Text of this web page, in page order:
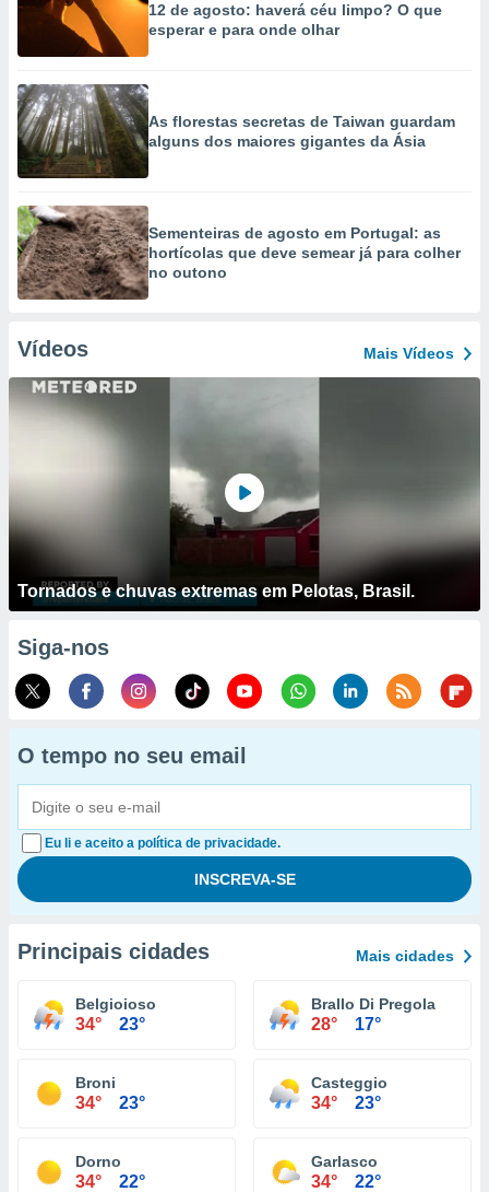
12 de agosto: haverá céu limpo? O que
esperar e para onde olhar
As florestas secretas de Taiwan guardam
alguns dos maiores gigantes da Ásia
Sementeiras de agosto em Portugal: as
hortícolas que deve semear já para colher
no outono
Vídeos Mais Vídeos
Tornados e chuvas extremas em Pelotas, Brasil.
Siga-nos
O tempo no seu email
Eu li e aceito a política de privacidade.
Principais cidades Mais cidades
Belgioioso
34° 23°
Brallo Di Pregola
28° 17°
Broni
34° 23°
Casteggio
34° 23°
Dorno
34° 22°
Garlasco
34° 22°